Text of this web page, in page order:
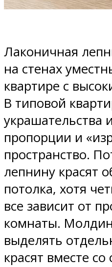
Лаконичная
на стенах
квартире с
В типовой
украшательства
пропорции и
пространство.
лепнину красят
потолка, хотя
все зависит от
комнаты.
выделять
красят вместе со